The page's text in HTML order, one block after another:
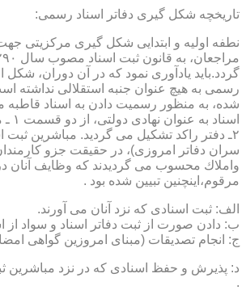
تاریخچه شكل گیری دفاتر اسناد رسمی:
نطفه اولیه و ابتدایی شكل گیری مركزیتی
گردد.باید یادآوری نمود كه در آن دوران، شكل
رسمی به هیچ عنوان جنبه استقلالی نداشته
شده، به منظور رسمیت دادن به اسناد قاطبه
۲ـ دفتر راكد تشكیل می گردید. مباشرین ثبت
سران دفاتر امروزی)، در حقیقت جزو
مرقوم،اینچنین تبیین شده بود .
الف: ثبت اسنادی كه نزد آنان می آورند.
ب: دادن صورت از ثبت دفاتر اسناد و سواد از
ج: انجام تصدیقات (مبنای امروزین گواهی
د: پذیرش و حفظ اسنادی كه در نزد مباشرین
.